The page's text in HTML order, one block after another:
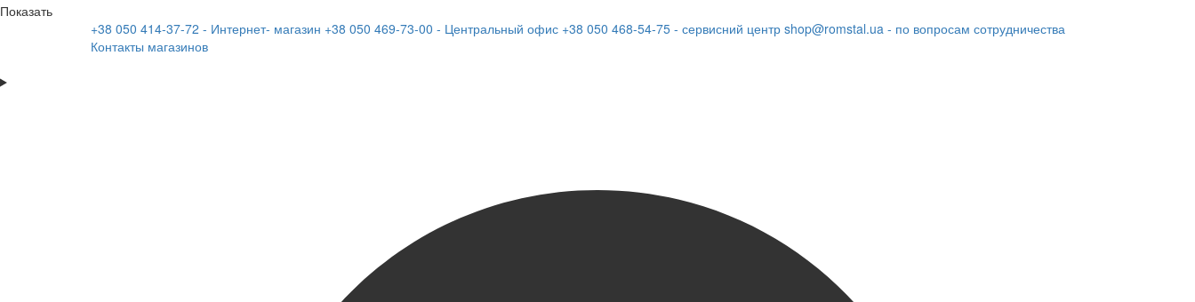
Показать
+38 050 414-37-72 - Интернет- магазин +38 050 469-73-00 - Центральный офис +38 050 468-54-75 - сервисний центр shop@romstal.ua - по вопросам сотрудничества
Контакты магазинов